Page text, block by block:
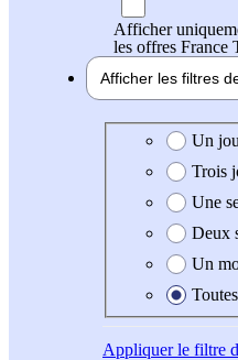
Afficher
les offres France
Afficher les filtres
Date de création
Un
Trois
Une
Deux
Un
Appliquerle filtre